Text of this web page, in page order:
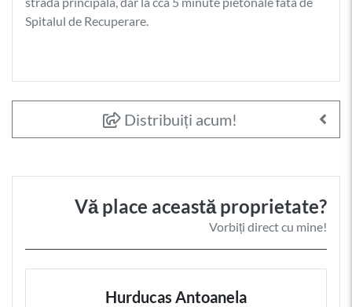
Spitalul de Recuperare.
Distribuiți acum!
Vă place această proprietate?
Vorbiți direct cu mine!
Hurducas Antoanela